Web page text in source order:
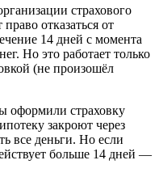
страхового
отказаться от
14 дней с момента
Но это работает только
(не произошёл
оформили страховку
закроют через
все деньги. Но если
больше 14 дней —